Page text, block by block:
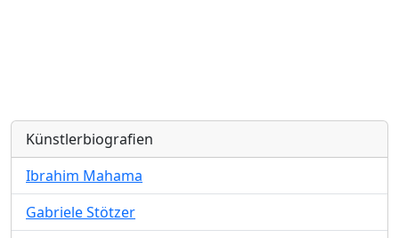
Künstlerbiografien
Ibrahim Mahama
Gabriele Stötzer